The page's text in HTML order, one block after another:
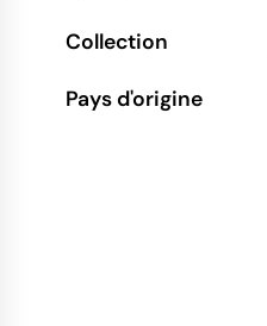
Collection
Pays d'origine